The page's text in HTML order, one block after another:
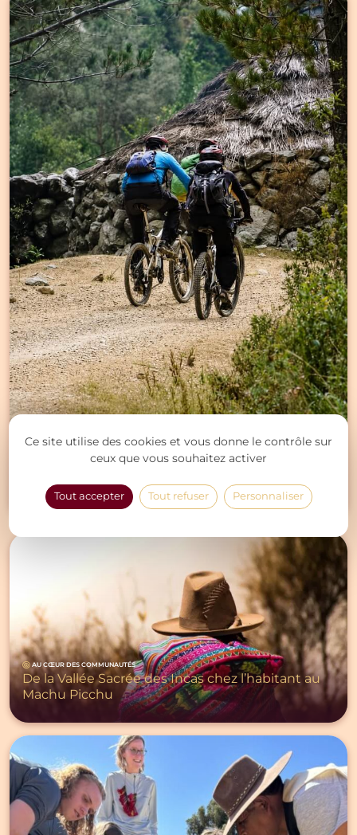
ACTIVITÉS PLEIN AIR ET SPORTIVES
Balade en VTT entre Maras et Moray
AU CŒUR DES COMMUNAUTÉS
De la Vallée Sacrée des Incas chez l’habitant au
Machu Picchu
Ce site utilise des cookies et vous donne le contrôle sur
ceux que vous souhaitez activer
Tout accepter Tout refuser Personnaliser